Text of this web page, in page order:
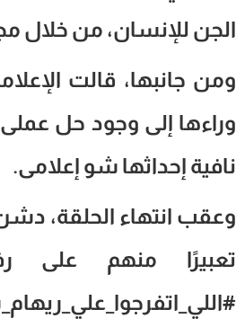
الجن للإنسان، من خلال
ومن جانبها، قالت
وراءها إلى وجود حل
نافية إحداثها شو إعلامى.
وعقب انتهاء الحلقة،